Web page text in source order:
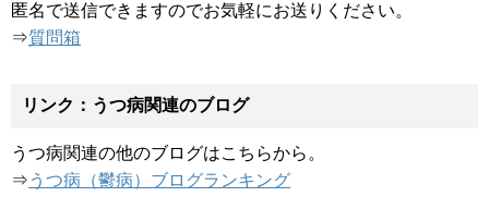
匿名で送信できますのでお気軽にお送りください。
⇒質問箱
リンク：うつ病関連のブログ
うつ病関連の他のブログはこちらから。
⇒ うつ病（鬱病）ブログランキング